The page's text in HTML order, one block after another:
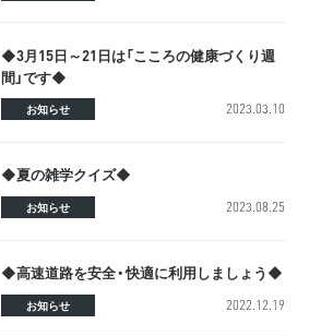
◆3月15日～21日は「こころの健康づくり週
間」です◆
お知らせ 2023.03.10
◆夏の雑学クイズ◆
お知らせ 2023.08.25
◆高速道路を安全・快適に利用しましょう◆
お知らせ 2022.12.19